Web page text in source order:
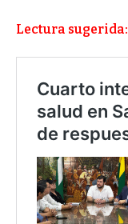
Lectura sugerida: